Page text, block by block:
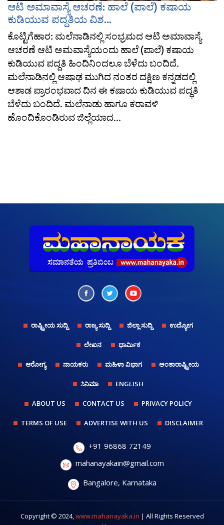
ಆಟಿ ಅಮಾವಾಸ್ಯೆ ಆಚರಣೆ: ಹಾಲೆ (ಪಾಲೆ) ಕಷಾಯ
ಕುಡಿಯುವ ಪದ್ದತಿಯ ವಿಶ...
ಕೊಟ್ಟಿಗೆಹಾರ: ಮಲೆನಾಡಿನಲ್ಲಿ ಸಂಭ್ರಮದ ಆಟಿ ಅಮಾವಾಸ್ಯೆ
ಆಚರಣೆ ಆಟಿ ಅಮವಾಸ್ಯೆಯಂದು ಹಾಲೆ (ಪಾಲೆ) ಕಷಾಯ
ಕುಡಿಯುವ ಪದ್ದತಿ ಹಿಂದಿನಿಂದಲೂ ಬೆಳೆದು ಬಂದಿದೆ.
ಮಲೆನಾಡಿನಲ್ಲಿ ಆಷಾಢ ಮುಗಿದ ನಂತರ ದಕ್ಷಿಣ ಕನ್ನಡದಲ್ಲಿ
ಆಶಾಡ ಪ್ರಾರಂಭವಾದ ದಿನ ಈ ಕಷಾಯ ಕುಡಿಯುವ ಪದ್ಧತಿ
ಬೆಳೆದು ಬಂದಿದೆ. ಮಲೆನಾಡು ಹಾಗೂ ಕರಾವಳಿ
ಹೊಂದಿಕೊಂಡಿರುವ ಜಿಲ್ಲೆಯಾದ...
ರಾಷ್ಟ್ರೀಯ ಸುದ್ದಿ ರಾಜ್ಯ ಸುದ್ದಿ ಜಿಲ್ಲಾ ಸುದ್ದಿ ಉದ್ಯೋಗ
ಲೇಖನ ಧಾರ್ಮಿಕ
ಆರೋಗ್ಯ ನಾಯಕರು ಮಹಿಳಾ ವಿಭಾಗ ಅಂತಾರಾಷ್ಟ್ರೀಯ
ಸಿನಿಮಾ ENGLISH
ABOUT US CONTACT US PRIVACY POLICY
TERMS OF USE ADVERTISE WITH US DISCLAIMER
+91 96868 72149
mahanayakain@gmail.com
Bangalore, Karnataka
Copyright © 2024,www.mahanayaka.in | All Rights Reserved